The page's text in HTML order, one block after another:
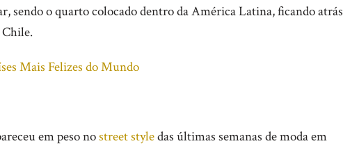
sendo o quarto colocado dentro da América Latina, ficando atrás
Chile.
Mais Felizes do Mundo
em peso nostreet styledas últimas semanas de moda em